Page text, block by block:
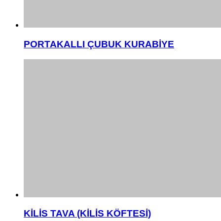
PORTAKALLI ÇUBUK KURABİYE
KİLİS TAVA (KİLİS KÖFTESİ)